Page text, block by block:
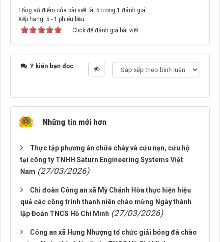
Tổng số điểm của bài viết là: 5 trong 1 đánh giá
Xếp hạng: 5 - 1 phiếu bầu
Click để đánh giá bài viết
Ý kiến bạn đọc
Những tin mới hơn
Thực tập phương án chữa cháy và cứu nạn, cứu hộ
tại công ty TNHH Saturn Engineering Systems Việt
Nam (27/03/2026)
Chi đoàn Công an xã Mỹ Chánh Hòa thực hiện hiệu
quả các công trình thanh niên chào mừng Ngày thành
lập Đoàn TNCS Hồ Chí Minh (27/03/2026)
Công an xã Hưng Nhượng tổ chức giải bóng đá chào